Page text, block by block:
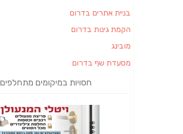
בניית אתרים בדרום
הקמת גינות בדרום
מובינג
מסעדת שף בדרום
חסויות במיקומים מתחלפים